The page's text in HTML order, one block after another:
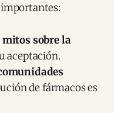
sobre la
aceptación.
de fármacos es